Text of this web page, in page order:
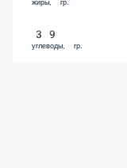
жиры, гр.
39
углеводы, гр.